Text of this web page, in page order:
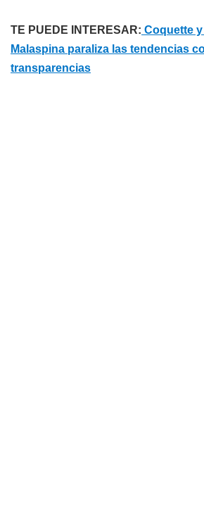
TE PUEDE INTERESAR: Coquette
Malaspina paraliza las tendencias
transparencias